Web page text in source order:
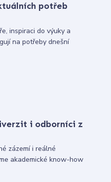
potřeb
inspiraci do výuky a
na potřeby dnešní
i odborníci z
zázemí i reálné
akademické know-how